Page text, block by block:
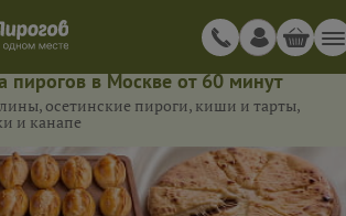
пирогов в Москве от 60 минут
осетинские пироги, киши и тарты,
и канапе